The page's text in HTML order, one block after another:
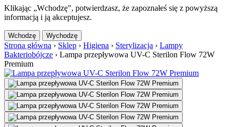
Klikając „Wchodzę", potwierdzasz, że zapoznałeś się z powyższą
informacją i ją akceptujesz.
Wchodzę Wychodzę
Strona główna › Sklep › Higiena › Sterylizacja › Lampy
Bakteriobójcze › Lampa przepływowa UV-C Sterilon Flow 72W
Premium